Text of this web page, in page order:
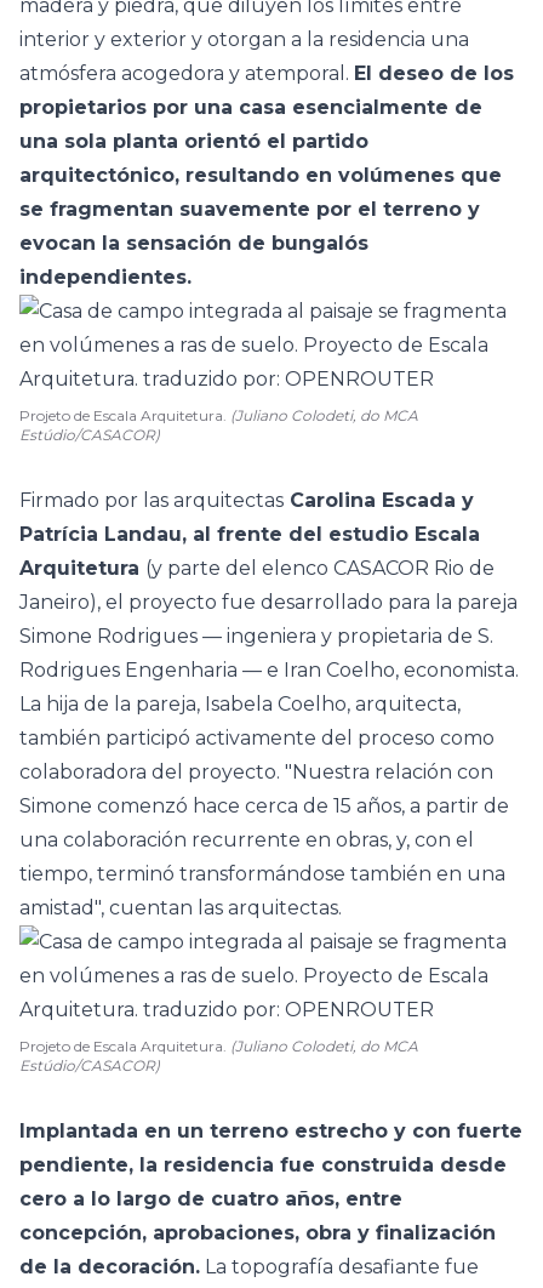
madera y piedra, que diluyen los límites entre
interior y exterior y otorgan a la residencia una
atmósfera acogedora y atemporal. El deseo de los
propietarios por una casa esencialmente de
una sola planta orientó el partido
arquitectónico, resultando en volúmenes que
se fragmentan suavemente por el terreno y
evocan la sensación de bungalós
independientes.
Projeto de Escala Arquitetura. (Juliano Colodeti, do MCA
Estúdio/CASACOR)
Firmado por las arquitectas Carolina Escada y
Patrícia Landau, al frente del estudio Escala
Arquitetura (y parte del elenco CASACOR Rio de
Janeiro), el proyecto fue desarrollado para la pareja
Simone Rodrigues — ingeniera y propietaria de S.
Rodrigues Engenharia — e Iran Coelho, economista.
La hija de la pareja, Isabela Coelho, arquitecta,
también participó activamente del proceso como
colaboradora del proyecto. "Nuestra relación con
Simone comenzó hace cerca de 15 años, a partir de
una colaboración recurrente en obras, y, con el
tiempo, terminó transformándose también en una
amistad", cuentan las arquitectas.
Projeto de Escala Arquitetura. (Juliano Colodeti, do MCA
Estúdio/CASACOR)
Implantada en un terreno estrecho y con fuerte
pendiente, la residencia fue construida desde
cero a lo largo de cuatro años, entre
concepción, aprobaciones, obra y finalización
de la decoración. La topografía desafiante fue